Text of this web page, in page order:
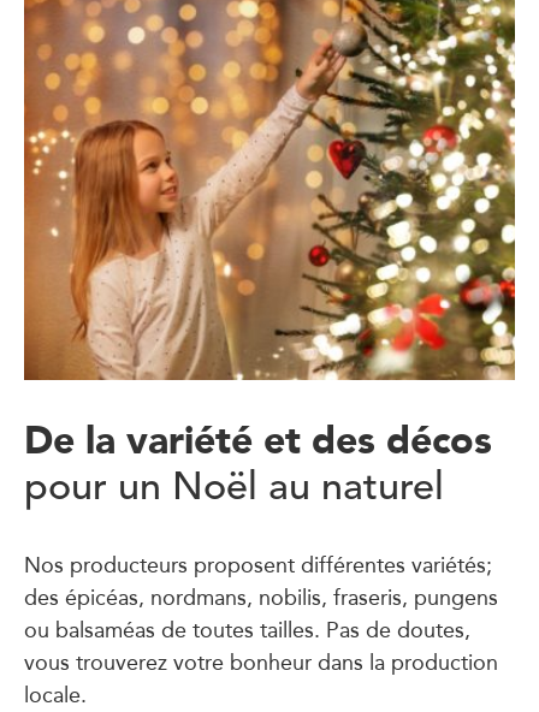
De la variété et des décos
pour un Noël au naturel
Nos producteurs proposent différentes variétés;
des épicéas, nordmans, nobilis, fraseris, pungens
ou balsaméas de toutes tailles. Pas de doutes,
vous trouverez votre bonheur dans la production
locale.